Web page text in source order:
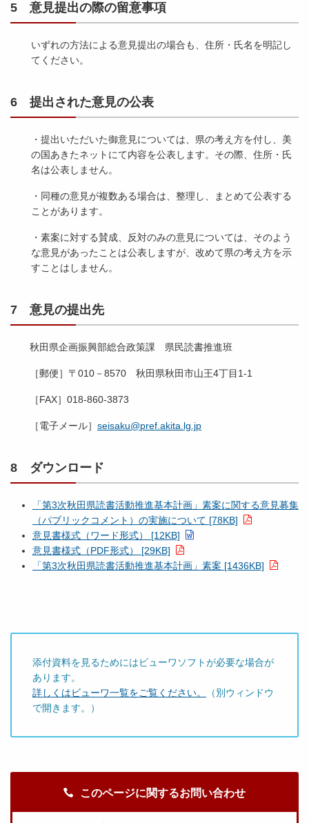
5 意見提出の際の留意事項
いずれの方法による意見提出の場合も、住所・氏名を明記し
てください。
6 提出された意見の公表
・提出いただいた御意見については、県の考え方を付し、美
の国あきたネットにて内容を公表します。その際、住所・氏
名は公表しません。
・同種の意見が複数ある場合は、整理し、まとめて公表する
ことがあります。
・素案に対する賛成、反対のみの意見については、そのよう
な意見があったことは公表しますが、改めて県の考え方を示
すことはしません。
7 意見の提出先
秋田県企画振興部総合政策課 県民読書推進班
［郵便］〒010－8570 秋田県秋田市山王4丁目1-1
［FAX］018-860-3873
［電子メール］ seisaku@pref.akita.lg.jp
8 ダウンロード
「第3次秋田県読書活動推進基本計画」素案に関する意見募集
（パブリックコメント）の実施について [78KB]
意見書様式（ワード形式） [12KB]
意見書様式（PDF形式） [29KB]
「第3次秋田県読書活動推進基本計画」素案 [1436KB]
添付資料を見るためにはビューワソフトが必要な場合が
あります。
詳しくはビューワ一覧をご覧ください。
（別ウィンドウ
で開きます。）
このページに関するお問い合わせ